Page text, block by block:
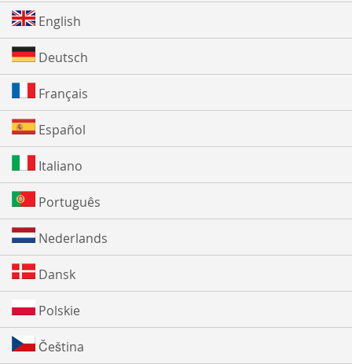
English
Deutsch
Français
Español
Italiano
Português
Nederlands
Dansk
Polskie
Čeština